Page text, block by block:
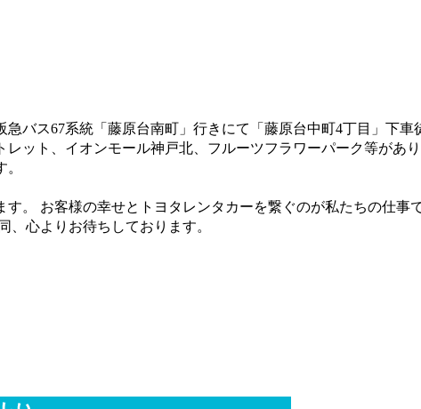
バス67系統「藤原台南町」行きにて「藤原台中町4丁目」下
ット、イオンモール神戸北、フルーツフラワーパーク等があ
。 お客様の幸せとトヨタレンタカーを繋ぐのが私たちの仕事
、心よりお待ちしております。